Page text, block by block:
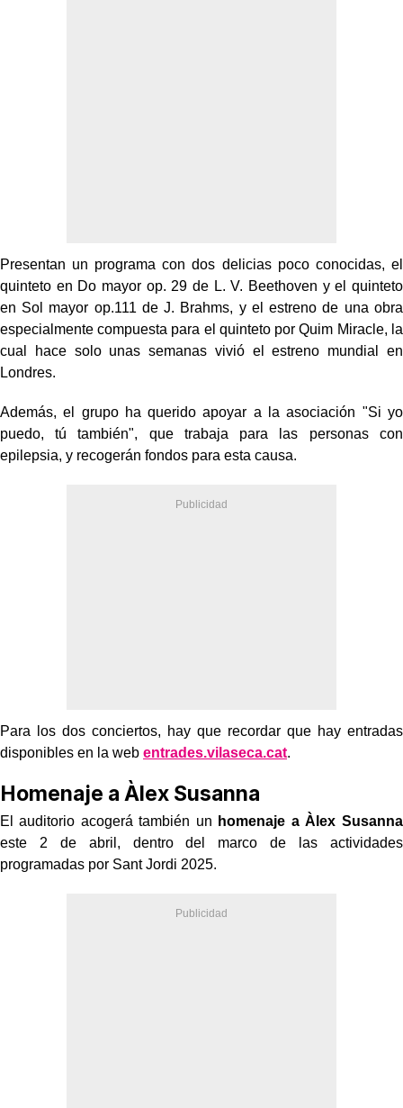
Presentan un programa con dos delicias poco conocidas, el
quinteto en Do mayor op. 29 de L. V. Beethoven y el quinteto
en Sol mayor op.111 de J. Brahms, y el estreno de una obra
especialmente compuesta para el quinteto por Quim Miracle, la
cual hace solo unas semanas vivió el estreno mundial en
Londres.
Además, el grupo ha querido apoyar a la asociación "Si yo
puedo, tú también", que trabaja para las personas con
epilepsia, y recogerán fondos para esta causa.
Para los dos conciertos, hay que recordar que hay entradas
disponibles en la web entrades.vilaseca.cat.
Homenaje a Àlex Susanna
El auditorio acogerá también un homenaje a Àlex Susanna
este 2 de abril, dentro del marco de las actividades
programadas por Sant Jordi 2025.